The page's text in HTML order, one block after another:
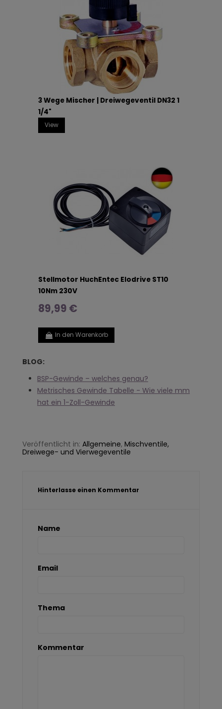
3 Wege Mischer | Dreiwegeventil DN32 1
1/4"
View
Stellmotor HuchEntec Elodrive ST10
10Nm 230V
89,99 €
In den Warenkorb
BLOG:
BSP-Gewinde – welches genau?
Metrisches Gewinde Tabelle - Wie viele mm
hat ein 1-Zoll-Gewinde
Veröffentlicht in: Allgemeine, Mischventile,
Dreiwege- und Vierwegeventile
Hinterlasse einen Kommentar
Name
Email
Thema
Kommentar